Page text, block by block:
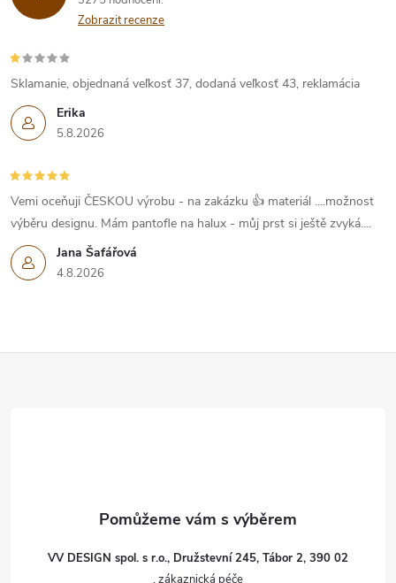
y
v
ý
p
s
u
Zobrazit recenze
Erika
5.8.2026
Sklamanie, objednaná veľkosť 37, dodaná veľkosť 43, reklamácia
Jana Šafářová
4.8.2026
Vemi oceňuji ČESKOU výrobu - na zakázku 👍 materiál ....možnost
výběru designu. Mám pantofle na halux - můj prst si ještě zvyká....
VV DESIGN spol. s r.o., Družstevní 245, Tábor 2, 390 02